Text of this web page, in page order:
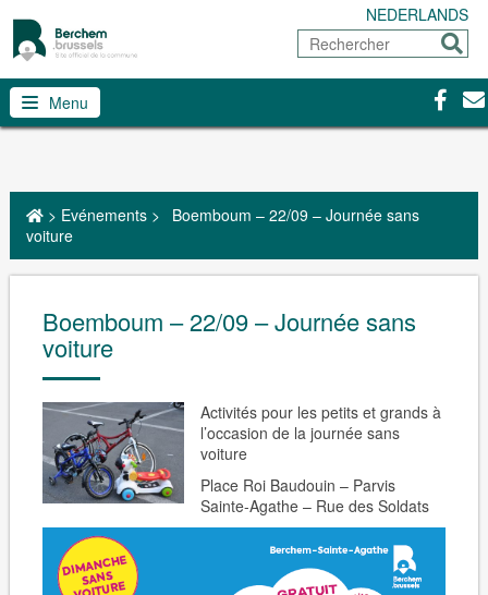
NEDERLANDS
Rechercher
Menu
> Evénements>
Boemboum – 22/09 – Journée sans
voiture
Boemboum – 22/09 – Journée sans
voiture
Activités pour les petits et grands à
l’occasion de la journée sans
voiture
Place Roi Baudouin – Parvis
Sainte-Agathe – Rue des Soldats